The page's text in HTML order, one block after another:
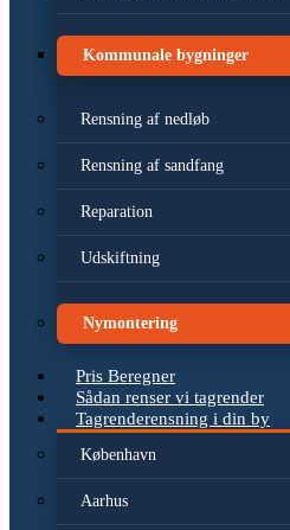
Kommunale bygninger
Rensning af nedløb
Rensning af sandfang
Reparation
Udskiftning
Nymontering
Pris Beregner
Sådan renser vi tagrender
Tagrenderensning i din by
København
Aarhus